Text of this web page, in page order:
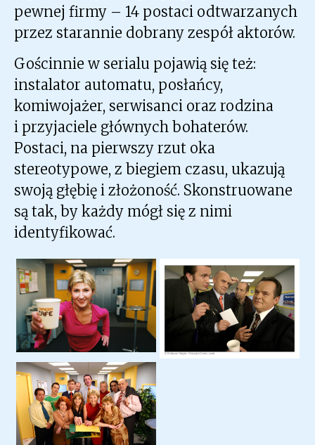
pewnej firmy – 14 postaci odtwarzanych
przez starannie dobrany zespół aktorów.
Gościnnie w serialu pojawią się też:
instalator automatu, posłańcy,
komiwojażer, serwisanci oraz rodzina
i przyjaciele głównych bohaterów.
Postaci, na pierwszy rzut oka
stereotypowe, z biegiem czasu, ukazują
swoją głębię i złożoność. Skonstruowane
są tak, by każdy mógł się z nimi
identyfikować.